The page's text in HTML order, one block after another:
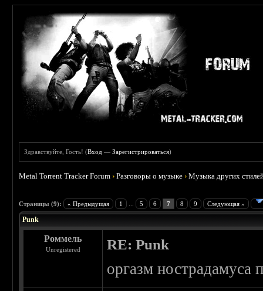
Здравствуйте, Гость! (Вход —Зарегистрироваться)
Metal Torrent Tracker Forum ›Разговоры о музыке ›Музыка других
Страницы (9): « Предыдущая 1 5 6 7 8 9 Следующая »
Punk
Роммель
Unregistered RE: Punk
оргазм нострадамуса